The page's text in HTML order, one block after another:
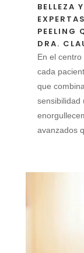
BELLEZA
PEELING
DRA.
En el centro
cada
que
sensibilidad
avanzados